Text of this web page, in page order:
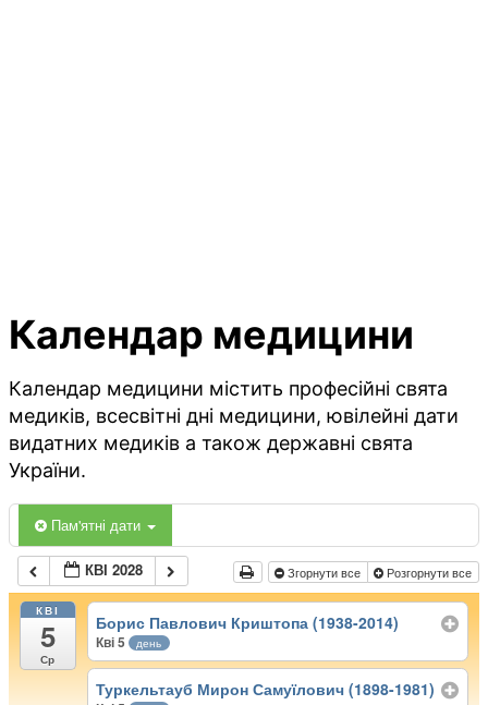
Календар медицини
Календар медицини містить професійні свята
медиків, всесвітні дні медицини, ювілейні дати
видатних медиків а також державні свята
України.
Пам'ятні дати
КВІ 2028 Згорнути все Розгорнути все
КВІ
5
Ср
Борис Павлович Криштопа (1938-2014)
Кві 5 день
Туркельтауб Мирон Самуїлович (1898-1981)